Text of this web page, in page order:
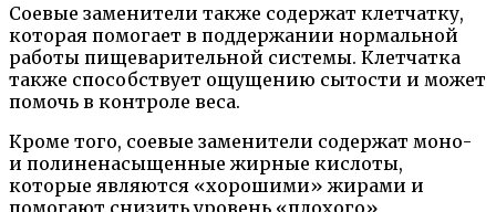
Соевые заменители также содержат клетчатку,
которая помогает в поддержании нормальной
работы пищеварительной системы. Клетчатка
также способствует ощущению сытости и может
помочь в контроле веса.
Кроме того, соевые заменители содержат моно-
и полиненасыщенные жирные кислоты,
которые являются «хорошими» жирами и
помогают снизить уровень «плохого»